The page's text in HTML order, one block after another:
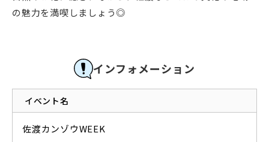
の魅力を満喫しましょう◎
インフォメーション
イベント名
佐渡カンゾウWEEK